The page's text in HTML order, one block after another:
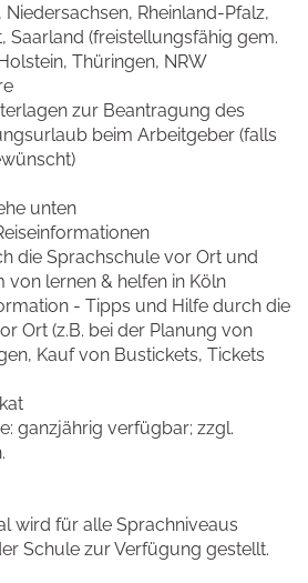
Niedersachsen, Rheinland-Pfalz,
Saarland (freistellungsfähig gem.
Thüringen, NRW
zur Beantragung des
beim Arbeitgeber (falls
unten
die Sprachschule vor Ort und
von lernen & helfen in Köln
- Tipps und Hilfe durch die
Ort (z.B. bei der Planung von
Kauf von Bustickets, Tickets
ganzjährig verfügbar; zzgl.
wird für alle Sprachniveaus
Schule zur Verfügung gestellt.